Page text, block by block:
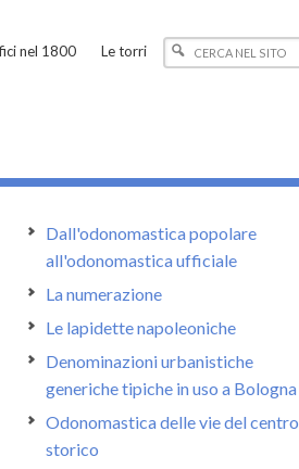
nel 1800 Le torri
Dall'odonomastica popolare
all'odonomastica ufficiale
La numerazione
Le lapidette napoleoniche
Denominazioni urbanistiche
generiche tipiche in uso a Bologna
Odonomastica delle vie del centro
storico